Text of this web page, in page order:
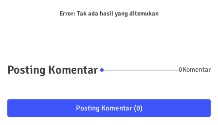
Error: Tak ada hasil yang ditemukan
Posting Komentar 0Komentar
Posting Komentar (0)